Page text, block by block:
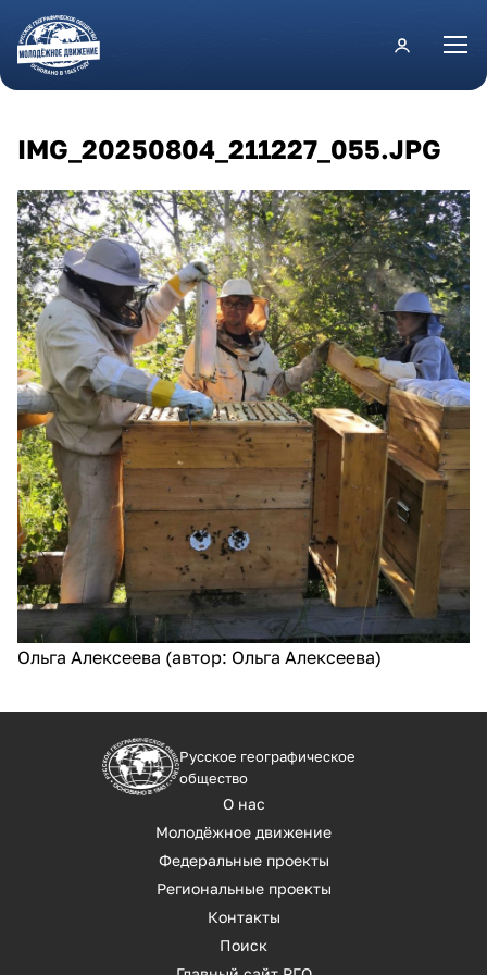
Перейти к основному содержанию
IMG_20250804_211227_055.JPG
Ольга Алексеева (автор: Ольга Алексеева)
Русское географическое
общество
О нас
Молодёжное движение
Федеральные проекты
Региональные проекты
Контакты
Поиск